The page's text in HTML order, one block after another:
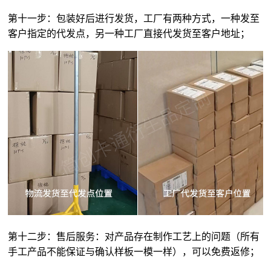
第十一步：包装好后进行发货，工厂有两种方式，一种发至
客户指定的代发点，另一种工厂直接代发货至客户地址；
第十二步：售后服务：对产品存在制作工艺上的问题（所有
手工产品不能保证与确认样板一模一样），可以免费返修；